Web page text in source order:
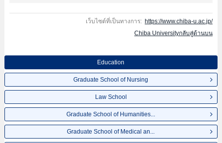
เว็บไซต์ที่เป็นทางการ: https://www.chiba-u.ac.jp/
Chiba Universityกลับสู่ด้านบน
Education
Graduate School of Nursing
Law School
Graduate School of Humanities...
Graduate School of Medical an...